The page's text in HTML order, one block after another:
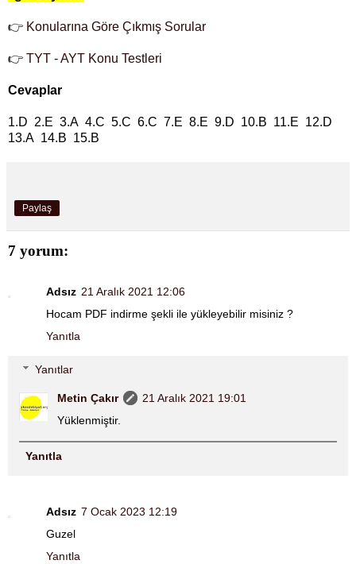
👉 Konularına Göre Çıkmış Sorular
👉 TYT - AYT Konu Testleri
Cevaplar
1.D 2.E 3.A 4.C 5.C 6.C 7.E 8.E 9.D 10.B 11.E 12.D
13.A 14.B 15.B
Paylaş
7 yorum:
Adsız 21 Aralık 2021 12:06
Hocam PDF indirme şekli ile yükleyebilir misiniz ?
Yanıtla
Yanıtlar
Metin Çakır
21 Aralık 2021 19:01
Yüklenmiştir.
Yanıtla
Adsız 7 Ocak 2023 12:19
Guzel
Yanıtla